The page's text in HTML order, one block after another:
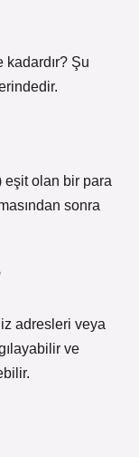
Şu
eşit olan bir para
sonra
adresleri veya
ve